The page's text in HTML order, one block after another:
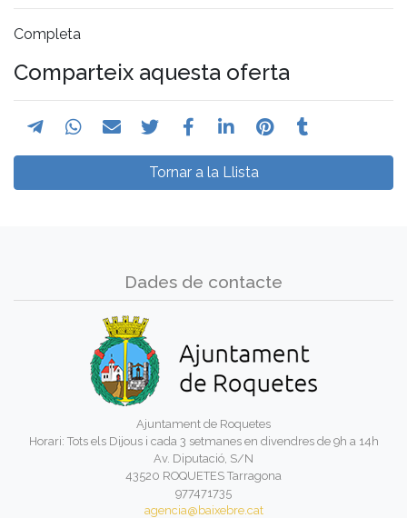
Completa
Comparteix aquesta oferta
Tornar a la Llista
Dades de contacte
Ajuntament de Roquetes
Horari: Tots els Dijous i cada 3 setmanes en divendres de 9h a 14h
Av. Diputació, S/N
43520 ROQUETES Tarragona
977471735
agencia@baixebre.cat